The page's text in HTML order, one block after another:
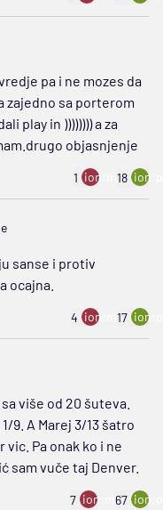
pa i ne mozes da
zajedno sa porterom
play in )))))))) a za
objasnjenje
1 ion:minus
18
sanse i protiv
ocajna.
4 ion:minus
17
više od 20 šuteva.
9. A Marej 3/13 šatro
Pa onak ko i ne
sam vuče taj Denver.
7 ion:minus
67